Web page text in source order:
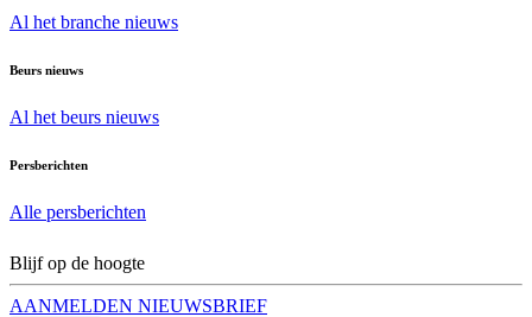
Al het branche nieuws
Beurs nieuws
Al het beurs nieuws
Persberichten
Alle persberichten
Blijf op de hoogte
AANMELDEN NIEUWSBRIEF